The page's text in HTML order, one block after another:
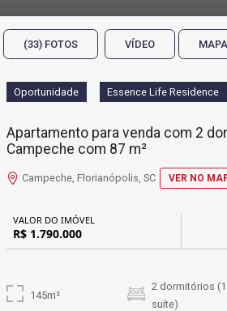
(33) FOTOS VÍDEO MAPA
Oportunidade Essence Life Residence
Apartamento para venda com 2
Campeche com 87 m²
Campeche, Florianópolis, SC VER NO
VALOR DO IMÓVEL
R$ 1.790.000
145m²
2 dormitórios (1
suíte)